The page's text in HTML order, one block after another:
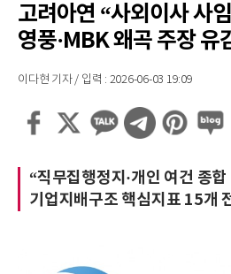
고려아연 “사외이사 사
영풍·MBK 왜곡 주장 유
이다현 기자 / 입력 : 2026-06-03 19:09
“직무집행정지·개인 여건 종합
기업지배구조 핵심지표 15개